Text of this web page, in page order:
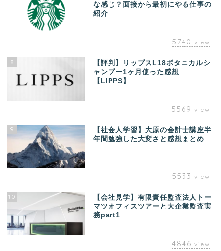
な感じ？面接から最初にやる仕事の
紹介
5740 view
8
【評判】リップスL18ボタニカルシ
ャンプー1ヶ月使った感想
【LIPPS】
5569 view
9
【社会人学習】大原の会計士講座半
年間勉強した大変さと感想まとめ
5533 view
10
【会社見学】有限責任監査法人トー
マツオフィスツアーと大企業監査実
務part1
4846 view